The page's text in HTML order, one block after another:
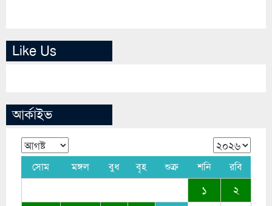
Like Us
আর্কাইভ
সোম মঙ্গল বুধ বৃহ শুক্র শনি রবি
১
২